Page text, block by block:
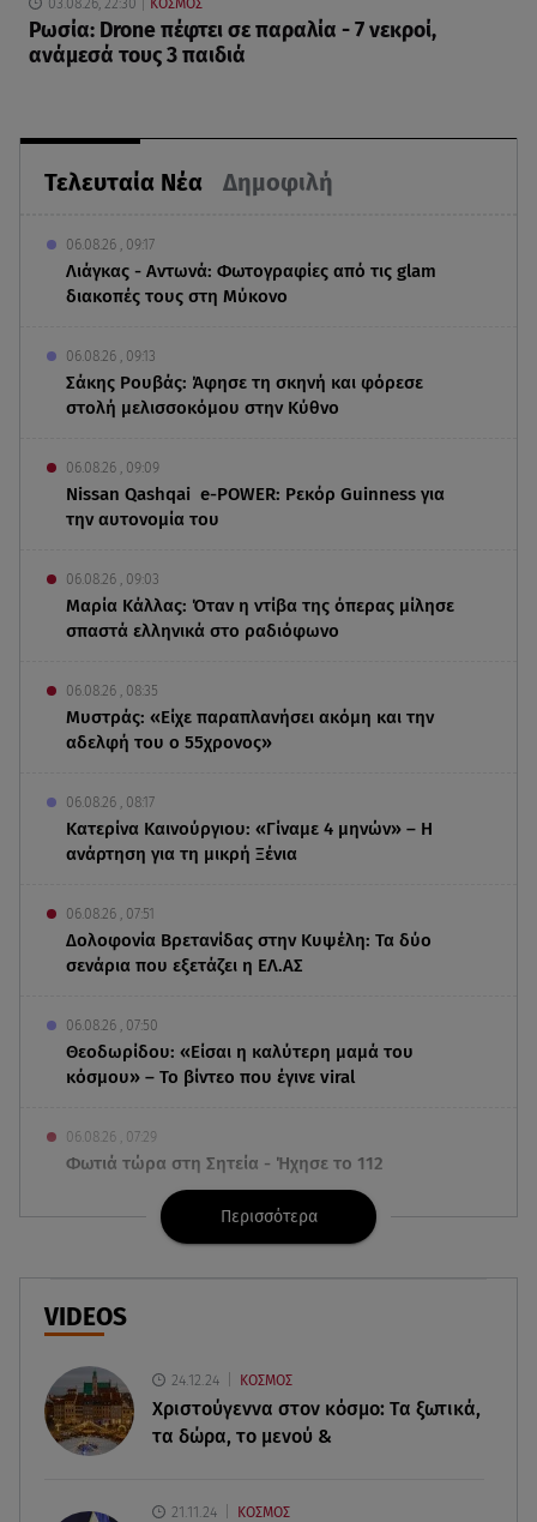
Τελευταία Νέα Δημοφιλή
06.08.26 , 09:17
Λιάγκας - Αντωνά: Φωτογραφίες από τις glam
διακοπές τους στη Μύκονο
06.08.26 , 09:13
Σάκης Ρουβάς: Άφησε τη σκηνή και φόρεσε
στολή μελισσοκόμου στην Κύθνο
06.08.26 , 09:09
Nissan Qashqai e-POWER: Ρεκόρ Guinness για
την αυτονομία του
06.08.26 , 09:03
Μαρία Κάλλας: Όταν η ντίβα της όπερας μίλησε
σπαστά ελληνικά στο ραδιόφωνο
06.08.26 , 08:35
Μυστράς: «Είχε παραπλανήσει ακόμη και την
αδελφή του ο 55χρονος»
06.08.26 , 08:17
Κατερίνα Καινούργιου: «Γίναμε 4 μηνών» – Η
ανάρτηση για τη μικρή Ξένια
06.08.26 , 07:51
Δολοφονία Βρετανίδας στην Κυψέλη: Τα δύο
σενάρια που εξετάζει η ΕΛ.ΑΣ
06.08.26 , 07:50
Θεοδωρίδου: «Είσαι η καλύτερη μαμά του
κόσμου» – Το βίντεο που έγινε viral
06.08.26 , 07:29
Φωτιά τώρα στη Σητεία - Ήχησε το 112
06.08.26 , 03:00
Εορτολόγιο: Ποιοι γιορτάζουν στις 6 Αυγούστου
05.08.26 , 23:39
Άριελ Κωνσταντινίδη: «Αντιμετωπίζουν τον
Γιάννη Παπαμιχαήλ ως "Γιαννάκη"»
05.08.26 , 23:20
Η Μέγκαν Μαρκλ έγινε 45! Ο ξέφρενος χορός με
Περισσότερα
VIDEOS
24.12.24 ΚΟΣΜΟΣ
Χριστούγεννα στον κόσμο: Tα ξωτικά,
τα δώρα, το μενού &
21.11.24 ΚΟΣΜΟΣ
Ρωσία: Drone πέφτει σε παραλία - 7 νεκροί,
ανάμεσά τους 3 παιδιά